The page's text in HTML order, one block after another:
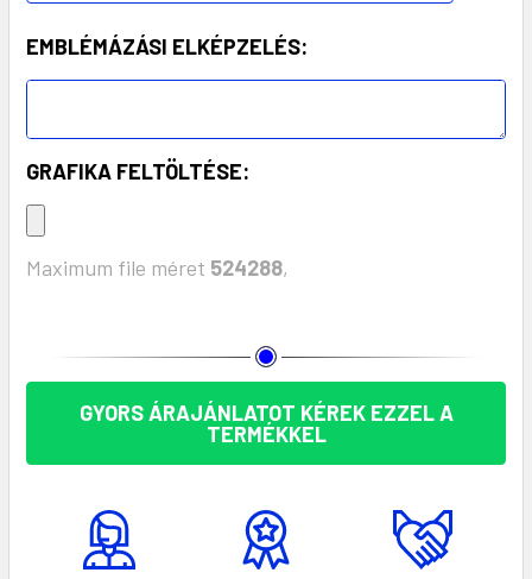
EMBLÉMÁZÁSI ELKÉPZELÉS:
GRAFIKA FELTÖLTÉSE:
Maximum file méret 524288,
GYORS ÁRAJÁNLATOT KÉREK EZZEL A
TERMÉKKEL